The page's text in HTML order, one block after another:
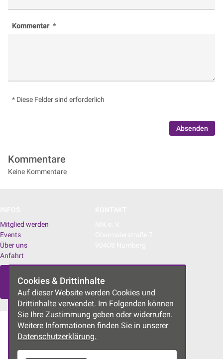
Kommentar
* Diese Felder sind erforderlich
Absenden
Kommentare
Keine Kommentare
Mitglied werden
Events
Über uns
Anfahrt
Newsletter
Anmeldung
Cookies & Drittinhalte
Auf dieser Website werden Cookies und
Drittinhalte verwendet. Im Folgenden können
Sie Ihre Zustimmung geben oder widerrufen.
Weitere Informationen finden Sie in unserer
Datenschutzerklärung.